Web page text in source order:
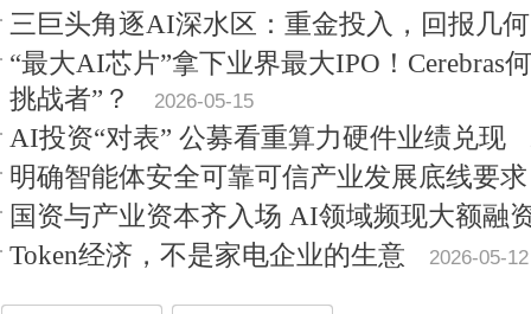
三巨头角逐AI深水区：重金投入，回报几
“最大AI芯片”拿下业界最大IPO！Cerebras
挑战者”？
2026-05-15
AI投资“对表” 公募看重算力硬件业绩兑现
明确智能体安全可靠可信产业发展底线要求
国资与产业资本齐入场 AI领域频现大额融
Token经济，不是家电企业的生意
2026-05-12